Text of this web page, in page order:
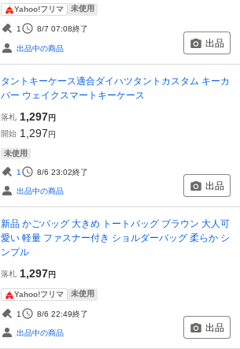
Yahoo!フリマ 未使用
1 8/7 07:08終了
出品中の商品 出品
タントキーケース適合ダイハツタントカスタム キーカ
バー ウェイクスマートキーケース
落札 1,297円
開始 1,297円
未使用
1 8/6 23:02終了
出品中の商品 出品
新品 かごバッグ 大きめ トートバッグ ブラウン 大人可
愛い 軽量 ファスナー付き ショルダーバッグ 柔らか シ
ンプル
落札 1,297円
Yahoo!フリマ 未使用
1 8/6 22:49終了
出品中の商品 出品